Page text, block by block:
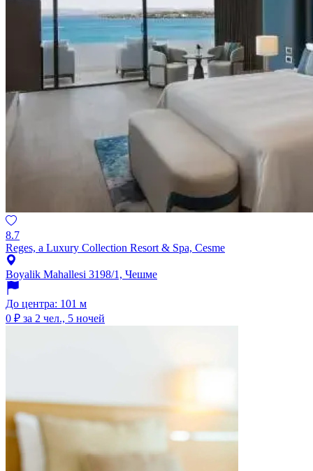
8.7
Reges, a Luxury Collection Resort & Spa, Cesme
Boyalik Mahallesi 3198/1, Чешме
До центра: 101 м
0 ₽ за 2 чел., 5 ночей